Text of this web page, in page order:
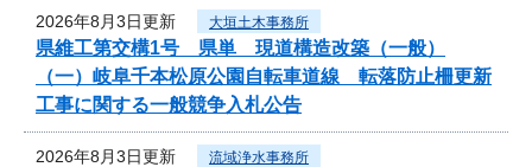
2026年8月3日更新 大垣土木事務所
県維工第交構1号 県単 現道構造改築（一般）
（一）岐阜千本松原公園自転車道線 転落防止柵更新
工事に関する一般競争入札公告
2026年8月3日更新 流域浄水事務所